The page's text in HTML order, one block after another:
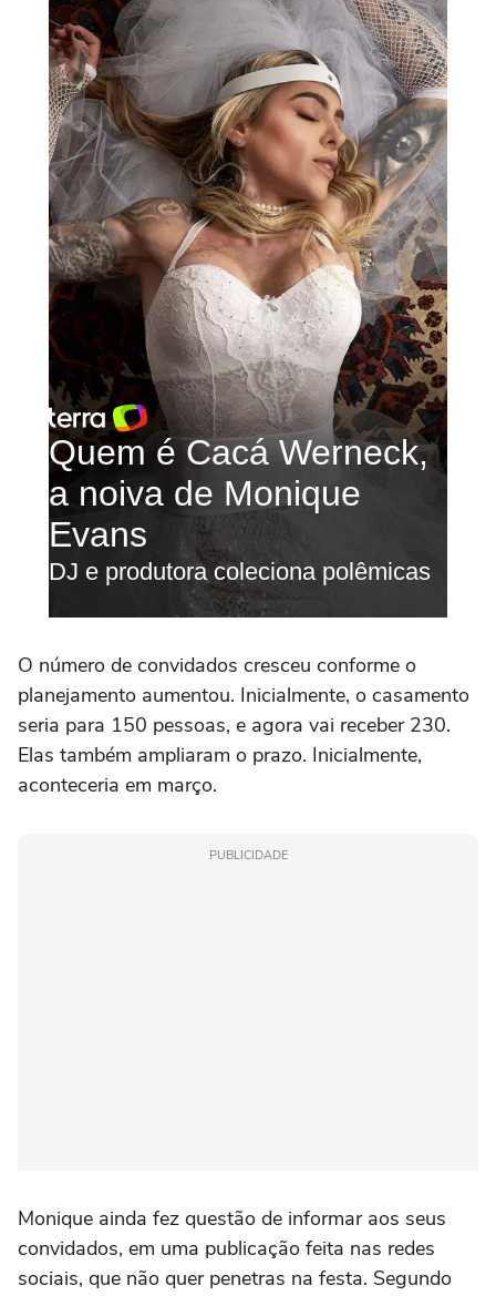
O número de convidados cresceu conforme o
planejamento aumentou. Inicialmente, o casamento
seria para 150 pessoas, e agora vai receber 230.
Elas também ampliaram o prazo. Inicialmente,
aconteceria em março.
PUBLICIDADE
Monique ainda fez questão de informar aos seus
convidados, em uma publicação feita nas redes
sociais, que não quer penetras na festa. Segundo